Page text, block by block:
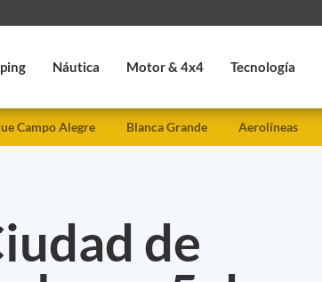
Náutica Motor & 4x4 Tecnología
Campo Alegre Blanca Grande Aerolíneas
de